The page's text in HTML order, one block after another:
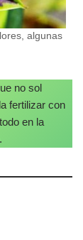
algunas
no sol
fertilizar con
en la